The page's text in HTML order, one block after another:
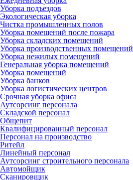
Уборка подъездов
Экологическая уборка
Чистка промышленных полов
Уборка помещений после пожара
Уборка складских помещений
Уборка производственных помещений
Уборка нежилых помещений
Генеральная уборка помещений
Уборка помещений
Уборка банков
Уборка логистических центров
Срочная уборка офиса
Аутсорсинг персонала
Складской персонал
Общепит
Квалифицированный персонал
Персонал на производство
Ритейл
Линейный персонал
Аутсорсинг строительного персонала
Автомойщик
Сканировщик